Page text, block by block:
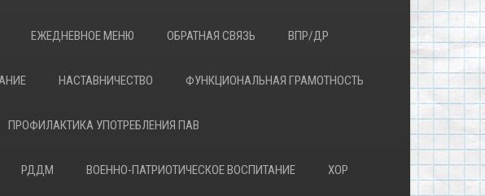
ЕЖЕДНЕВНОЕ МЕНЮ ОБРАТНАЯ СВЯЗЬ ВПР/ДР
НАСТАВНИЧЕСТВО ФУНКЦИОНАЛЬНАЯ ГРАМОТНОСТЬ
ПРОФИЛАКТИКА УПОТРЕБЛЕНИЯ ПАВ
РДДМ ВОЕННО-ПАТРИОТИЧЕСКОЕ ВОСПИТАНИЕ ХОР